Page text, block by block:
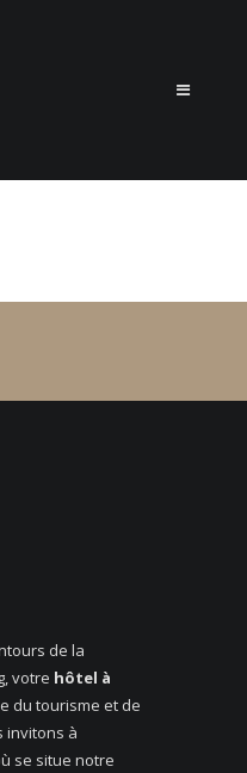
de la
votre hôtel à
du tourisme et de
invitons à
se situe notre